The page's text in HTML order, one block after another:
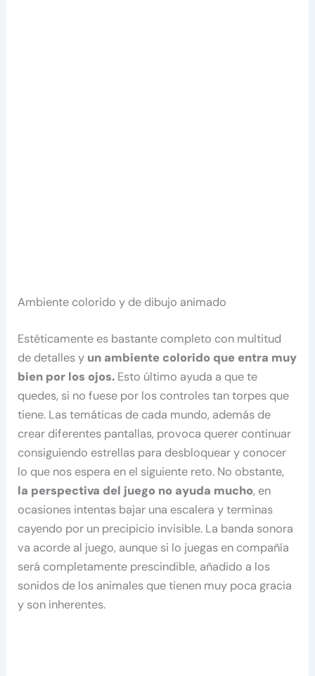
Ambiente colorido y de dibujo animado
Estéticamente es bastante completo con multitud
de detalles y un ambiente colorido que entra muy
bien por los ojos. Esto último ayuda a que te
quedes, si no fuese por los controles tan torpes que
tiene. Las temáticas de cada mundo, además de
crear diferentes pantallas, provoca querer continuar
consiguiendo estrellas para desbloquear y conocer
lo que nos espera en el siguiente reto. No obstante,
la perspectiva del juego no ayuda mucho, en
ocasiones intentas bajar una escalera y terminas
cayendo por un precipicio invisible. La banda sonora
va acorde al juego, aunque si lo juegas en compañía
será completamente prescindible, añadido a los
sonidos de los animales que tienen muy poca gracia
y son inherentes.